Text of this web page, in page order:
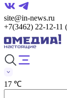
site@in-news.ru
+7(3462) 22-12-11
17 ℃